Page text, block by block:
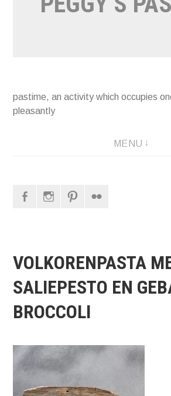
pastime, an activity which occupies
pleasantly
MENU
FacebookInstagram
VOLKORENPASTA
SALIEPESTO EN
BROCCOLI